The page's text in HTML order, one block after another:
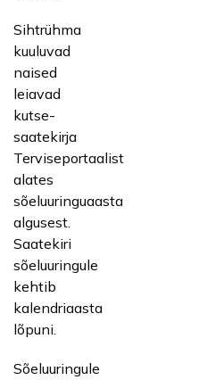
Sihtrühma
kuuluvad
naised
leiavad
kutse-
saatekirja
Terviseportaalist
alates
sõeluuringuaasta
algusest.
Saatekiri
sõeluuringule
kehtib
kalendriaasta
lõpuni.
Sõeluuringule